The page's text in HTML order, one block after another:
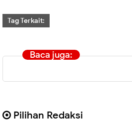
Tag Terkait:
Baca juga:
Pilihan Redaksi